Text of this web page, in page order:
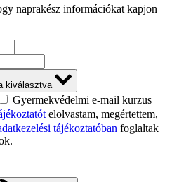
naprakész információkat kapjon
kiválasztva
Gyermekvédelmi e-mail kurzus
elolvastam, megértettem,
tájékoztatóban foglaltak